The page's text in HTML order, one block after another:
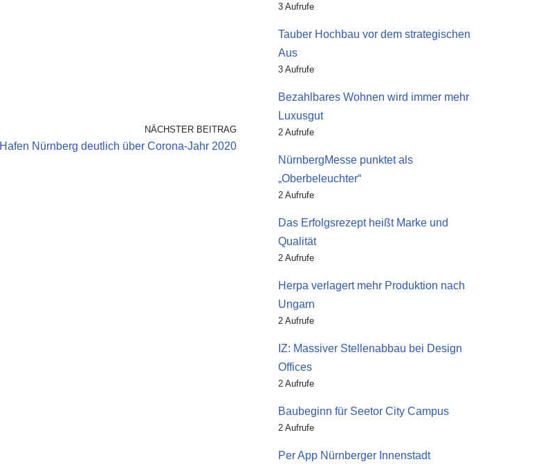
NÄCHSTER BEITRAG
Hafen Nürnberg deutlich über Corona-Jahr 2020
3 Aufrufe
Tauber Hochbau vor dem strategischen
Aus
3 Aufrufe
Bezahlbares Wohnen wird immer mehr
Luxusgut
2 Aufrufe
NürnbergMesse punktet als
„Oberbeleuchter“
2 Aufrufe
Das Erfolgsrezept heißt Marke und
Qualität
2 Aufrufe
Herpa verlagert mehr Produktion nach
Ungarn
2 Aufrufe
IZ: Massiver Stellenabbau bei Design
Offices
2 Aufrufe
Baubeginn für Seetor City Campus
2 Aufrufe
Per App Nürnberger Innenstadt